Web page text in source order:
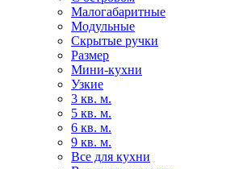
Малогабаритные
Модульные
Скрытые ручки
Размер
Мини-кухни
Узкие
3 кв. м.
5 кв. м.
6 кв. м.
9 кв. м.
Все для кухни